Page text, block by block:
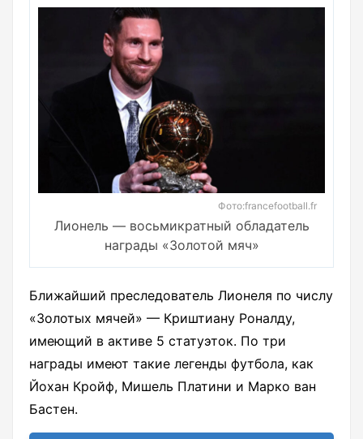
Фото:francefootball.fr
Лионель — восьмикратный обладатель
награды «Золотой мяч»
Ближайший преследователь Лионеля по числу
«Золотых мячей» — Криштиану Роналду,
имеющий в активе 5 статуэток. По три
награды имеют такие легенды футбола, как
Йохан Кройф, Мишель Платини и Марко ван
Бастен.